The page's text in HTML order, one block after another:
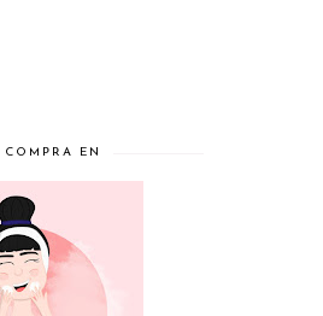
COMPRA EN